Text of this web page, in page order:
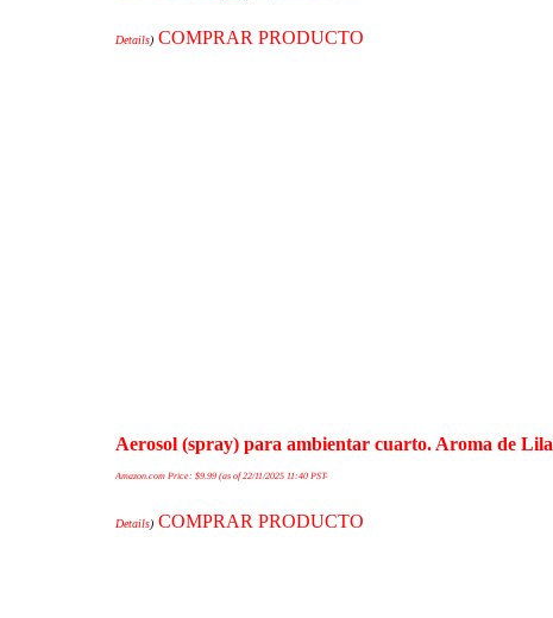
Details) COMPRAR PRODUCTO
Aerosol (spray) para ambientar cuarto. Aroma de
Amazon.com Price: $9.99 (as of 22/11/2025 11:40 PST-
Details) COMPRAR PRODUCTO